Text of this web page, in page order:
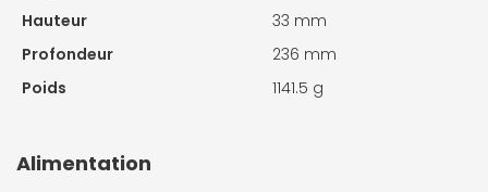
Hauteur
33 mm
Profondeur
236 mm
Poids
1141.5 g
Alimentation